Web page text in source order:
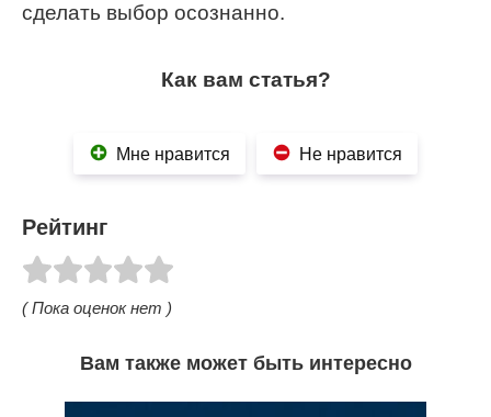
сделать выбор осознанно.
Как вам статья?
Мне нравится Не нравится
Рейтинг
( Пока оценок нет )
Вам также может быть интересно